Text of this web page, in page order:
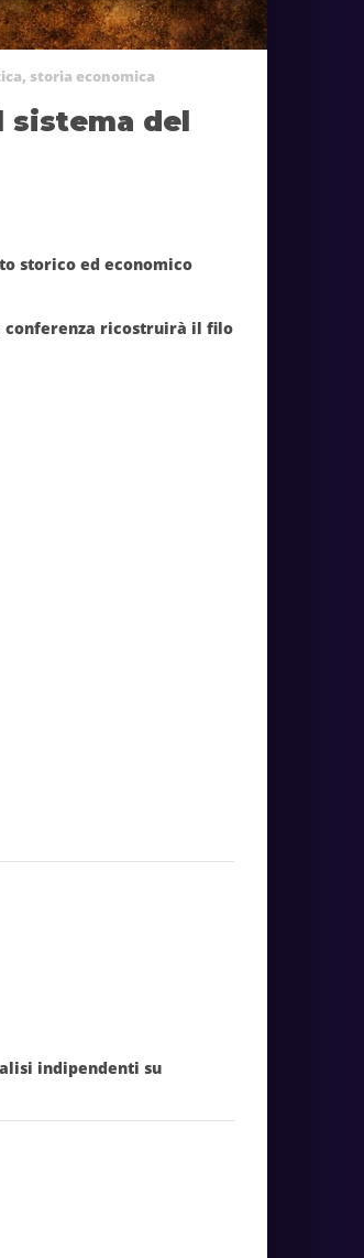
, storia economica
sistema del
storico ed economico
conferenza ricostruirà il filo
indipendenti su